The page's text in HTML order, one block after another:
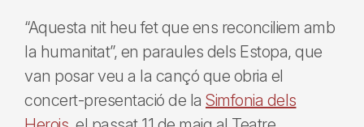
“Aquesta nit heu fet que ens reconciliem amb
la humanitat”, en paraules dels Estopa, que
van posar veu a la cançó que obria el
concert-presentació de la Simfonia dels